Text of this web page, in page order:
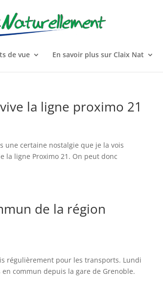
de vue En savoir plus sur Claix Nat
la ligne proximo 21
une certaine nostalgie que je la vois
la ligne Proximo 21. On peut donc
de la région
régulièrement pour les transports. Lundi
commun depuis la gare de Grenoble.